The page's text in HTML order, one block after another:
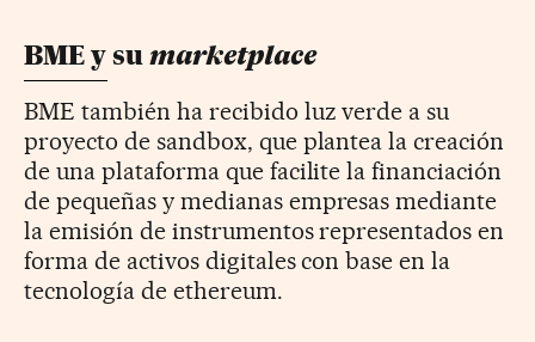
BME y sumarketplace
BME también ha recibido luz verde a su
proyecto de sandbox, que plantea la creación
de una plataforma que facilite la financiación
de pequeñas y medianas empresas mediante
la emisión de instrumentos representados en
forma de activos digitales con base en la
tecnología de ethereum.